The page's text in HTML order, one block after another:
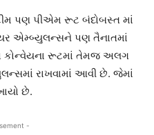
પણ પીએમ રૂટ બંદોબસ્ત માં
એમ્બ્યુલન્સને પણ તૈનાતમાં
કોન્વેયના રૂટમાં તેમજ અલગ
રાખવામાં આવી છે. જેમાં
છે.
-